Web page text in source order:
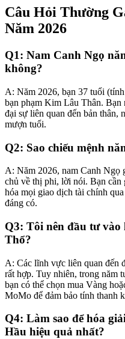
Câu Hỏi Thường
Năm 2026
Q1: Nam Canh Ngọ
không?
A: Năm 2026, bạn 37 tuổi
bạn phạm Kim Lâu Thân. Bạn
đại sự liên quan đến bản thân,
mượn tuổi.
Q2: Sao chiếu mệnh
A: Năm 2026, nam Canh Ngọ
chủ về thị phi, lời nói. Bạn
hóa mọi giao dịch tài chính
đáng có.
Q3: Tôi nên đầu tư vào
Thổ?
A: Các lĩnh vực liên quan đến
rất hợp. Tuy nhiên, trong năm
bạn có thể chọn mua Vàng
MoMo để đảm bảo tính thanh
Q4: Làm sao để hóa
Hầu hiệu quả nhất?